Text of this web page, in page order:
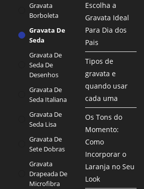
Gravata
Borboleta
Gravata De
Seda
Gravata De
Seda De
Desenhos
Gravata De
Seda Italiana
Gravata De
Seda Lisa
Gravata De
Sete Dobras
Gravata
Drapeada De
Microfibra
Escolha a
Gravata Ideal
Para Dia dos
Pais
Tipos de
gravata e
quando usar
cada uma
Os Tons do
Momento:
Como
Incorporar o
Laranja no Seu
Look